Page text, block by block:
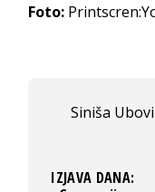
Foto:
Siniša
IZJAVA DANA: